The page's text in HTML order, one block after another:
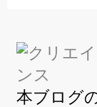
本ブログ